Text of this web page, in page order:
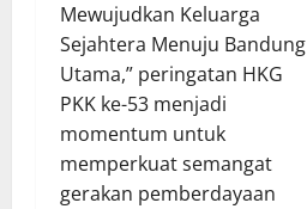
Mewujudkan Keluarga
Sejahtera Menuju Bandung
Utama,” peringatan HKG
PKK ke-53 menjadi
momentum untuk
memperkuat semangat
gerakan pemberdayaan